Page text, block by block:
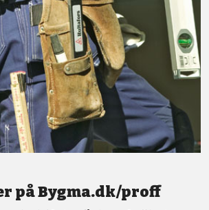
på Bygma.dk/proff